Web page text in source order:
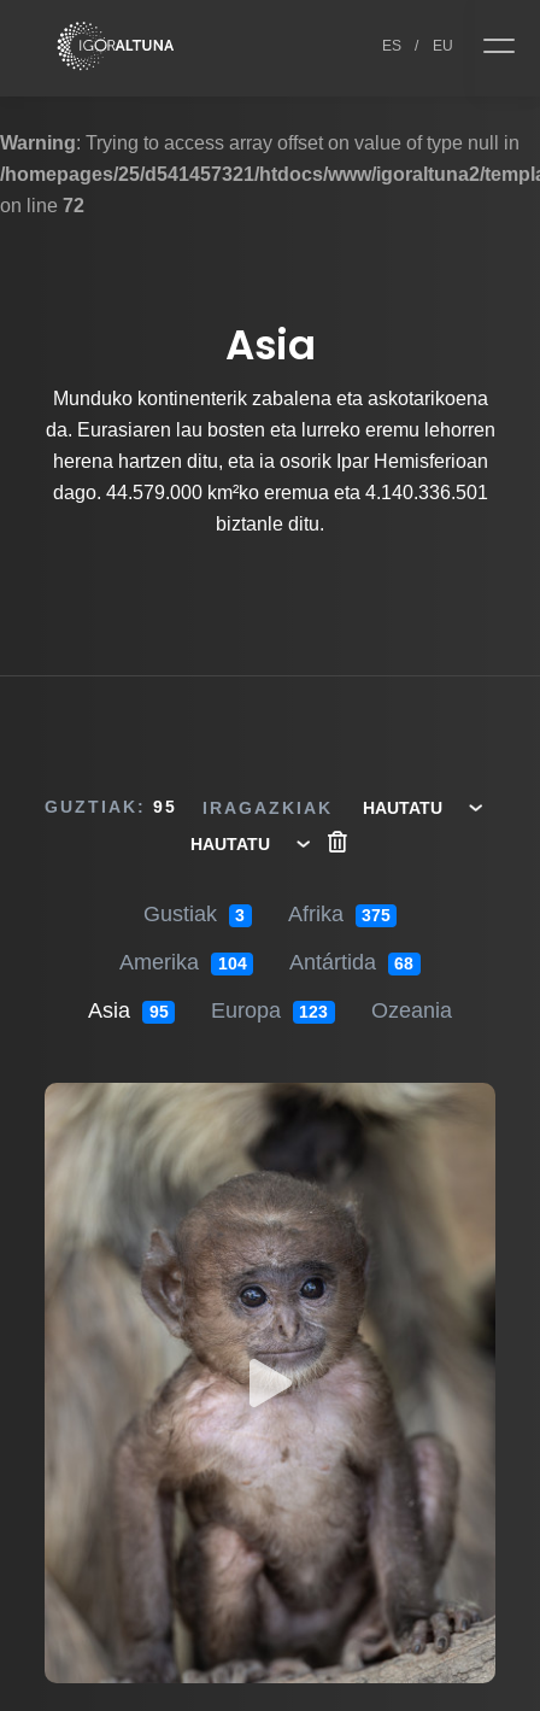
ES / EU
Warning: Trying to access array offset on value of type null in
/homepages/25/d541457321/htdocs/www/igoraltuna2/
on line 72
Asia
Munduko kontinenterik zabalena eta askotarikoena
da. Eurasiaren lau bosten eta lurreko eremu lehorren
herena hartzen ditu, eta ia osorik Ipar Hemisferioan
dago. 44.579.000 km²ko eremua eta 4.140.336.501
biztanle ditu.
GUZTIAK: 95 IRAGAZKIAK
Gustiak 3 Afrika 375
Amerika 104 Antártida 68
Asia 95 Europa 123 Ozeania